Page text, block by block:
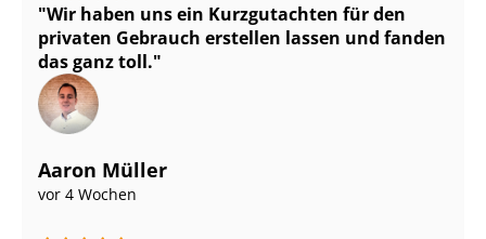
Wir haben uns ein Kurzgutachten für den
privaten Gebrauch erstellen lassen und fanden
das ganz toll.
Aaron Müller
vor 4 Wochen